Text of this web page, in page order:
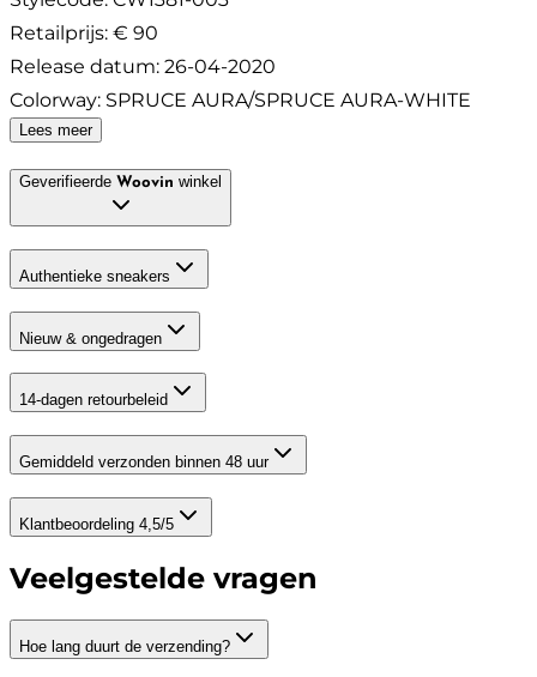
Retailprijs: € 90
Release datum: 26-04-2020
Colorway: SPRUCE AURA/SPRUCE AURA-WHITE
Lees meer
Geverifieerde Woovin winkel
Authentieke sneakers
Nieuw & ongedragen
14-dagen retourbeleid
Gemiddeld verzonden binnen 48 uur
Klantbeoordeling 4,5/5
Veelgestelde vragen
Hoe lang duurt de verzending?